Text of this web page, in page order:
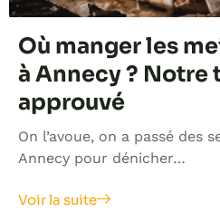
Où manger les
à Annecy ? Notre
approuvé
On l’avoue, on a passé des
Annecy pour dénicher…
Voir la suite